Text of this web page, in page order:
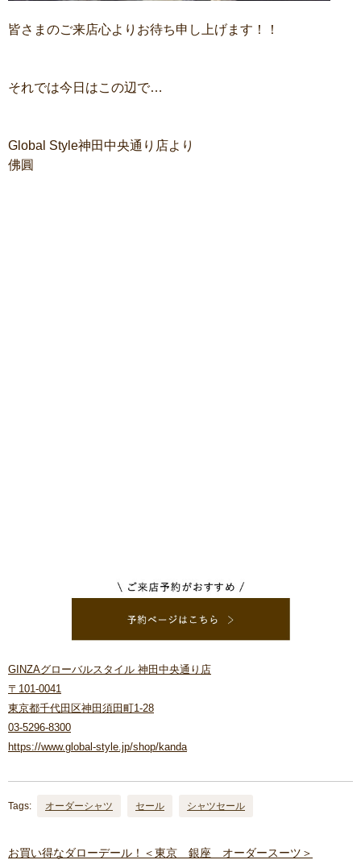
皆さまのご来店心よりお待ち申し上げます！！
それでは今日はこの辺で…
Global Style神田中央通り店より
佛圓
GINZAグローバルスタイル 神田中央通り店
〒101-0041
東京都千代田区神田須田町1-28
03-5296-8300
https://www.global-style.jp/shop/kanda
Tags: オーダーシャツ セール シャツセール
お買い得なダローデール！＜東京 銀座 オーダースーツ＞